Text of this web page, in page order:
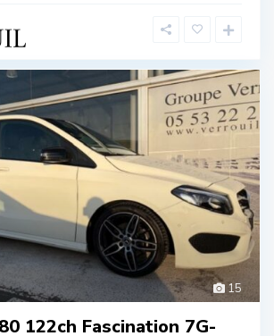
15
122ch Fascination 7G-